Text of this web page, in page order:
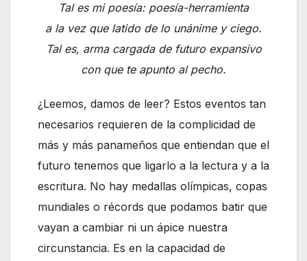
Tal es mi poesía: poesía-herramienta
a la vez que latido de lo unánime y ciego.
Tal es, arma cargada de futuro expansivo
con que te apunto al pecho.
¿Leemos, damos de leer? Estos eventos tan
necesarios requieren de la complicidad de
más y más panameños que entiendan que el
futuro tenemos que ligarlo a la lectura y a la
escritura. No hay medallas olímpicas, copas
mundiales o récords que podamos batir que
vayan a cambiar ni un ápice nuestra
circunstancia. Es en la capacidad de